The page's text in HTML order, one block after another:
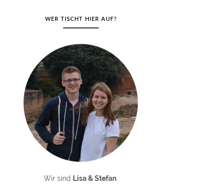
WER TISCHT HIER AUF?
Wir sind Lisa & Stefan